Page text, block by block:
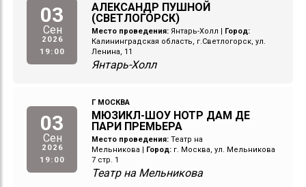
03
Сен
2026
19:00
АЛЕКСАНДР ПУШНОЙ
(СВЕТЛОГОРСК)
Место проведения: Янтарь-Холл
Город:
Калининградская область, г.Светлогорск, ул.
Ленина, 11
Янтарь-Холл
03
Сен
2026
19:00
Г МОСКВА
МЮЗИКЛ-ШОУ НОТР ДАМ ДЕ
ПАРИ ПРЕМЬЕРА
Место проведения: Театр на
Мельникова
Город: г. Москва, ул. Мельникова
7 стр. 1
Театр на Мельникова